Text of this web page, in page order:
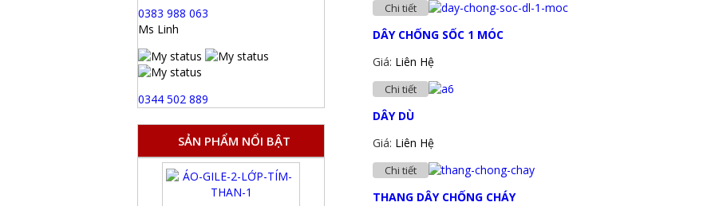
Chi tiết
DÂY CHỐNG SỐC 1 MÓC
Giá: Liên Hệ
Chi tiết
DÂY DÙ
Giá: Liên Hệ
Chi tiết
THANG DÂY CHỐNG CHÁY
0383 988 063
Ms Linh
0344 502 889
SẢN PHẨM NỔI BẬT